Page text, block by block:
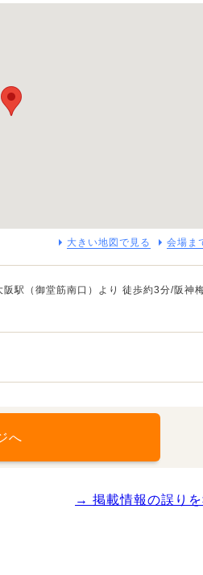
大きい地図で見る 会場ま
駅（御堂筋南口）より 徒歩約3分/阪神
へ
→ 掲載情報の誤りを